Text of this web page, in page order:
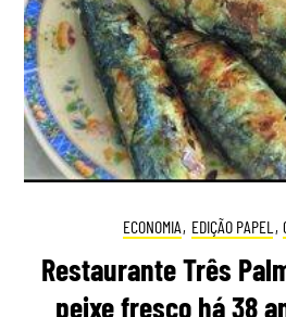
ECONOMIA, EDIÇÃO PAPEL ,
Restaurante Três
peixe fresco há 38